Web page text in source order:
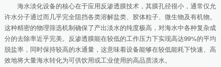
海水淡化设备的核心在于应用反渗透膜技术，其膜孔径很小，通常仅允
许水分子通过而几乎完全阻挡各类溶解盐类、胶体粒子、微生物及有机物。
这种精密的物理筛选机制确保了产出淡水的纯度极高，对海水中各种复杂成
分的去除率近乎完美。反渗透膜能在较低的工作压力下实现高达99%的平均
脱盐率，同时保持较高的水通量，这意味着设备能够在较低能耗下快速、高
效地将大量海水转化为可供饮用或工业使用的高品质淡水。